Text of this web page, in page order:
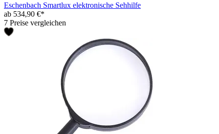
Eschenbach Smartlux elektronische Sehhilfe
ab 534,90 €*
7 Preise vergleichen